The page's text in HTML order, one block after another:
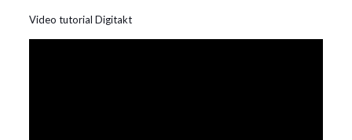
Video tutorial Digitakt